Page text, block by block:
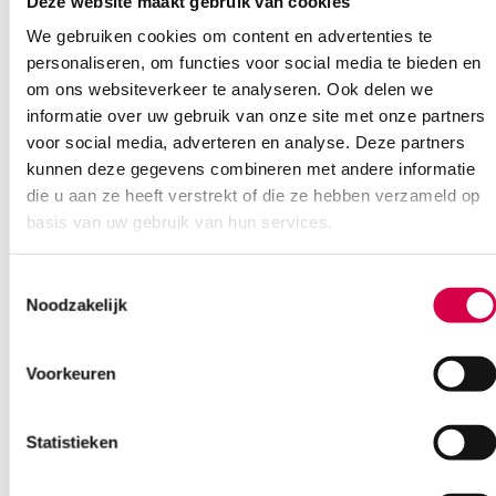
We gebruiken cookies om content en advertenties te
personaliseren, om functies voor social media te bieden en
om ons websiteverkeer te analyseren. Ook delen we
informatie over uw gebruik van onze site met onze partners
voor social media, adverteren en analyse. Deze partners
kunnen deze gegevens combineren met andere informatie
die u aan ze heeft verstrekt of die ze hebben verzameld op
basis van uw gebruik van hun services.
Noodzakelijk
Voorkeuren
Statistieken
Ook interessant
ECG papier t.b.v. NIHON KOHDEN,